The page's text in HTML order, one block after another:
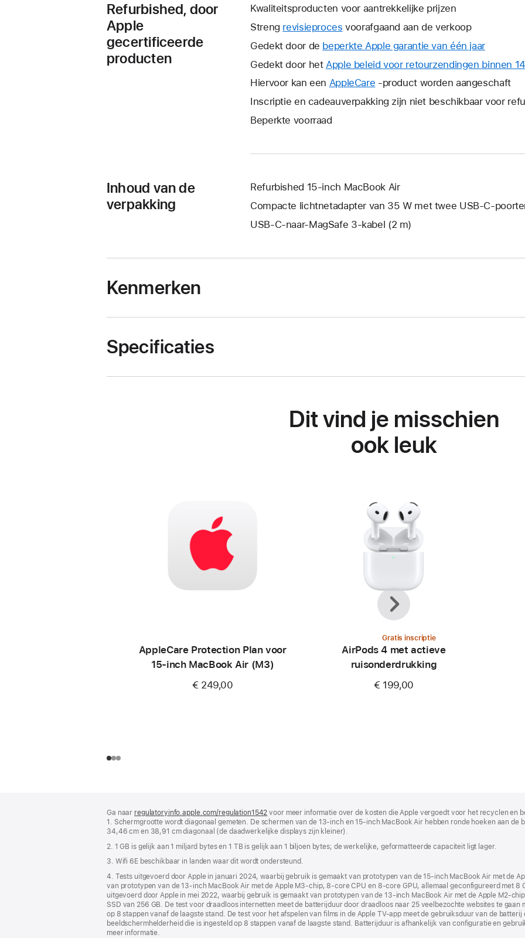
Refurbished, door
Apple
gecertificeerde
producten
Kwaliteitsproducten voor aantrekkelijke prijzen
Streng revisieproces voorafgaand aan de verkoop
Gedekt door de beperkte Apple garantie van één jaarHierdoor
wordt
een
nieuw
Gedekt door het Apple beleid voor retourzendingen binnen
Hiervoor kan een AppleCare Hierdoor
wordt
venster
-product worden aangeschaft
Inscriptie en cadeauverpakking zijn niet beschikbaar voor
Beperkte voorraad
Inhoud van de
verpakking
Refurbished 15‑inch MacBook Air
Compacte lichtnetadapter van 35 W met twee USB‑C-
USB‑C-naar-MagSafe 3-kabel (2 m)
Kenmerken
Specificaties
Dit vind je misschien
ook leuk
AppleCare Protection Plan voor
15‑inch MacBook Air (M3)
€ 249,00
Gratis inscriptie
AirPods 4 met actieve
ruisonderdrukking
€ 199,00
Vorige
Volgende
Ga naar regulatoryinfo.apple.com/regulation1542 (wordt
in
nieuw
geopend)
voor meer informatie over de kosten die Apple vergoedt voor het recyclen en
1. Schermgrootte wordt diagonaal gemeten. De schermen van de 13‑inch en 15‑inch MacBook Air hebben ronde hoeken aan de
34,46 cm en 38,91 cm diagonaal (de daadwerkelijke displays zijn kleiner).
2. 1 GB is gelijk aan 1 miljard bytes en 1 TB is gelijk aan 1 biljoen bytes; de werkelijke, geformatteerde capaciteit ligt lager.
3. Wifi 6E beschikbaar in landen waar dit wordt ondersteund.
4. Tests uitgevoerd door Apple in januari 2024, waarbij gebruik is gemaakt van prototypen van de 15‑inch MacBook Air met de
van prototypen van de 13‑inch MacBook Air met de Apple M3‑chip, 8‑core CPU en 8‑core GPU, allemaal geconfigureerd met 8
uitgevoerd door Apple in mei 2022, waarbij gebruik is gemaakt van prototypen van de 13‑inch MacBook Air met de Apple
SSD van 256 GB. De test voor draadloos internetten meet de batterijduur door draadloos naar 25 veelbezochte websites te gaan
op 8 stappen vanaf de laagste stand. De test voor het afspelen van films in de Apple TV-app meet de gebruiksduur van de
beeldscherm­helderheid die is ingesteld op 8 stappen vanaf de laagste stand. Batterijduur is afhankelijk van configuratie en
meer informatie.